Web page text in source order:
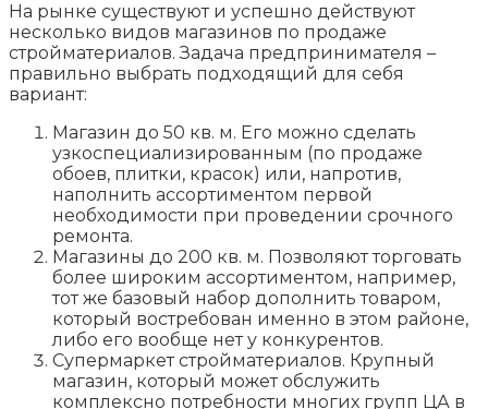
На рынке существуют и успешно действуют
несколько видов магазинов по продаже
стройматериалов. Задача предпринимателя –
правильно выбрать подходящий для себя
вариант:
Магазин до 50 кв. м. Его можно сделать
узкоспециализированным (по продаже
обоев, плитки, красок) или, напротив,
наполнить ассортиментом первой
необходимости при проведении срочного
ремонта.
Магазины до 200 кв. м. Позволяют торговать
более широким ассортиментом, например,
тот же базовый набор дополнить товаром,
который востребован именно в этом районе,
либо его вообще нет у конкурентов.
Супермаркет стройматериалов. Крупный
магазин, который может обслужить
комплексно потребности многих групп ЦА в